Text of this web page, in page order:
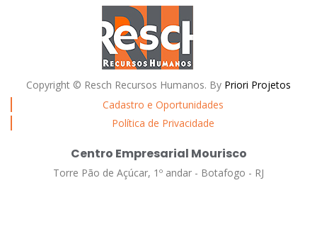
Copyright © Resch Recursos Humanos. By Priori Projetos
Cadastro e Oportunidades
Política de Privacidade
Centro Empresarial Mourisco
Torre Pão de Açúcar, 1º andar - Botafogo - RJ